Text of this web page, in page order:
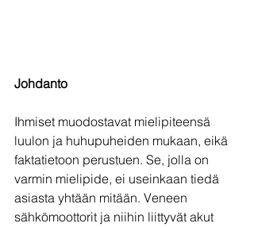
Johdanto
Ihmiset muodostavat mielipiteensä
luulon ja huhupuheiden mukaan, eikä
faktatietoon perustuen. Se, jolla on
varmin mielipide, ei useinkaan tiedä
asiasta yhtään mitään. Veneen
sähkömoottorit ja niihin liittyvät akut